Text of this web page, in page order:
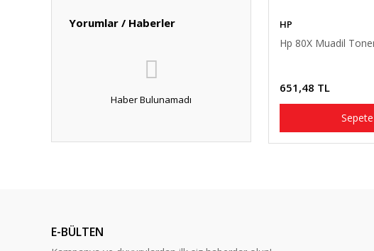
Yorumlar / Haberler
Haber Bulunamadı
HP
Hp 80X Muadil
651,48 TL
E-BÜLTEN